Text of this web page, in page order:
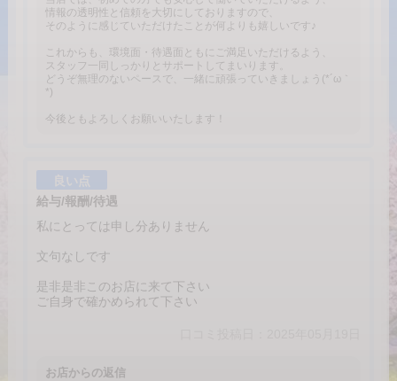
情報の透明性と信頼を大切にしておりますので、
そのように感じていただけたことが何よりも嬉しいです♪
これからも、環境面・待遇面ともにご満足いただけるよう、
スタッフ一同しっかりとサポートしてまいります。
どうぞ無理のないペースで、一緒に頑張っていきましょう(*´ω｀
*)
今後ともよろしくお願いいたします！
良い点
給与/報酬/待遇
私にとっては申し分ありません
文句なしです
是非是非このお店に来て下さい
ご自身で確かめられて下さい
お店からの返信